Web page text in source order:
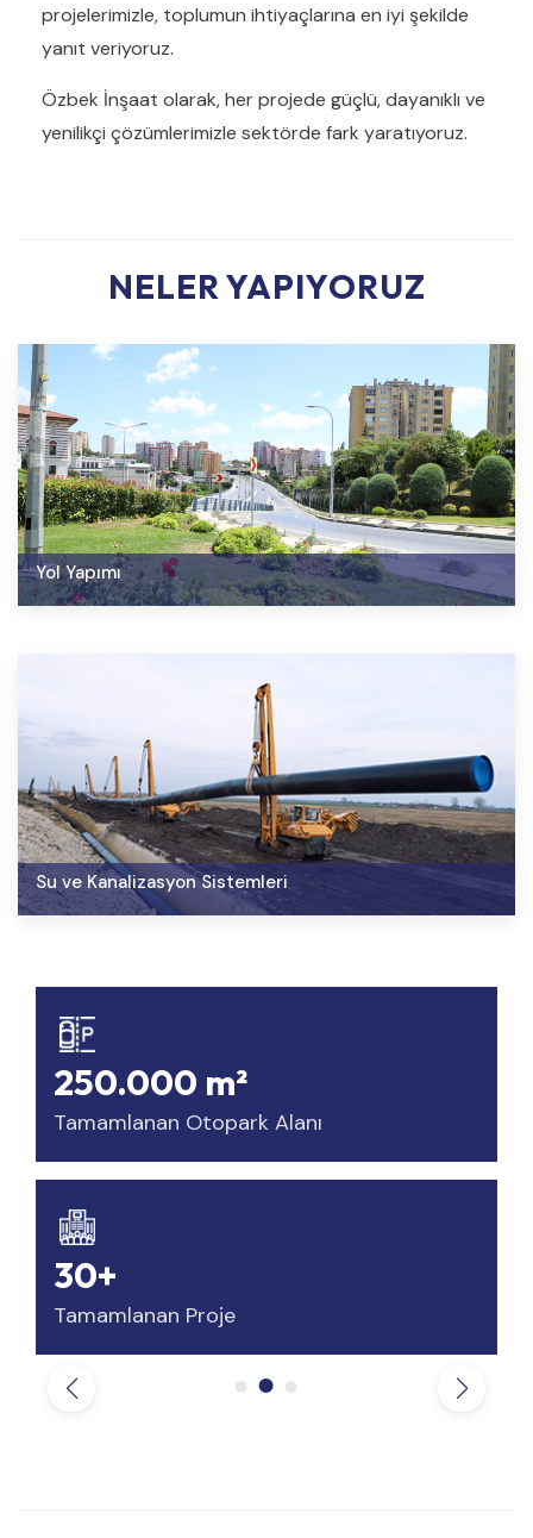
projelerimizle, toplumun ihtiyaçlarına en iyi şekilde
yanıt veriyoruz.
Özbek İnşaat olarak, her projede güçlü, dayanıklı ve
yenilikçi çözümlerimizle sektörde fark yaratıyoruz.
NELER YAPIYORUZ
Yol Yapımı
Su ve Kanalizasyon Sistemleri
250.000 m²
Tamamlanan Otopark Alanı
30+
Tamamlanan Proje